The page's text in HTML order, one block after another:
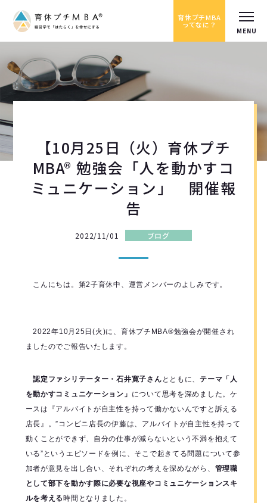
育休プチMBA
ってなに？
【10月25日（火）育休プチ
MBA® 勉強会「人を動かすコ
ミュニケーション」 開催報
告
2022/11/01 ブログ
こんにちは。第2子育休中、運営メンバーのよしみです。
2022年10月25日(火)に、育休プチMBA®勉強会が開催され
ましたのでご報告いたします。
認定ファシリテーター・石井寛子さん とともに、テーマ「人
を動かすコミュニケーション」 について思考を深めました。ケ
ースは『アルバイトが自主性を持って働かないんですと訴える
店長』。”コンビニ店長の伊藤は、アルバイトが自主性を持って
動くことができず、自分の仕事が減らないという不満を抱えて
いる”というエピソードを例に、そこで起きてる問題について参
加者が意見を出し合い、それぞれの考えを深めながら、 管理職
として部下を動かす際に必要な視座やコミュニケーションスキ
ルを考える時間となりました。